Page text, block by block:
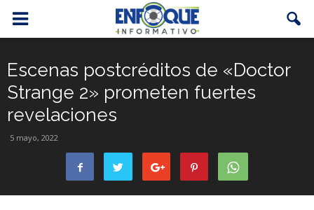
Escenas postcréditos de «Doctor
Strange 2» prometen fuertes
revelaciones
5 mayo, 2022